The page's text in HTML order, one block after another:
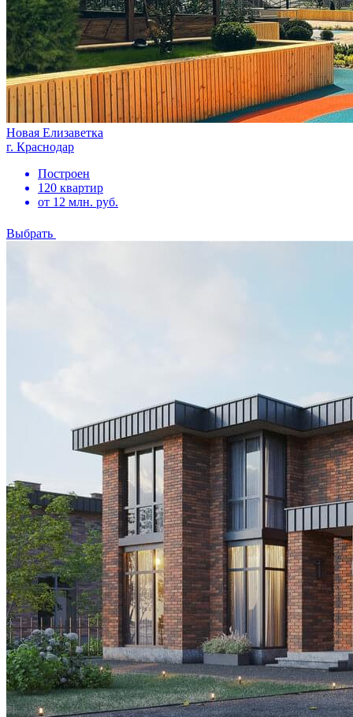
Новая Елизаветка
г. Краснодар
Построен
120 квартир
от 12 млн. руб.
Выбрать